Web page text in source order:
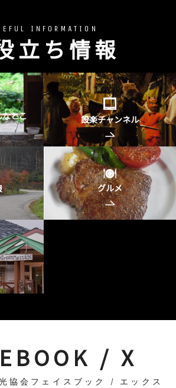
INFORMATION
立ち情報
とこ 設楽チャンネル
グルメ
/ X
協会フェイスブック / エックス